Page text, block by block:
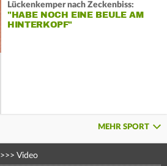
Lückenkemper nach Zeckenbiss:
"HABE NOCH EINE BEULE AM
HINTERKOPF"
MEHR SPORT
>>> Video